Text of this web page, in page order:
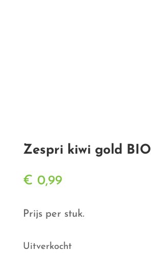
Zespri kiwi gold BIO
€ 0,99
Prijs per stuk.
Uitverkocht